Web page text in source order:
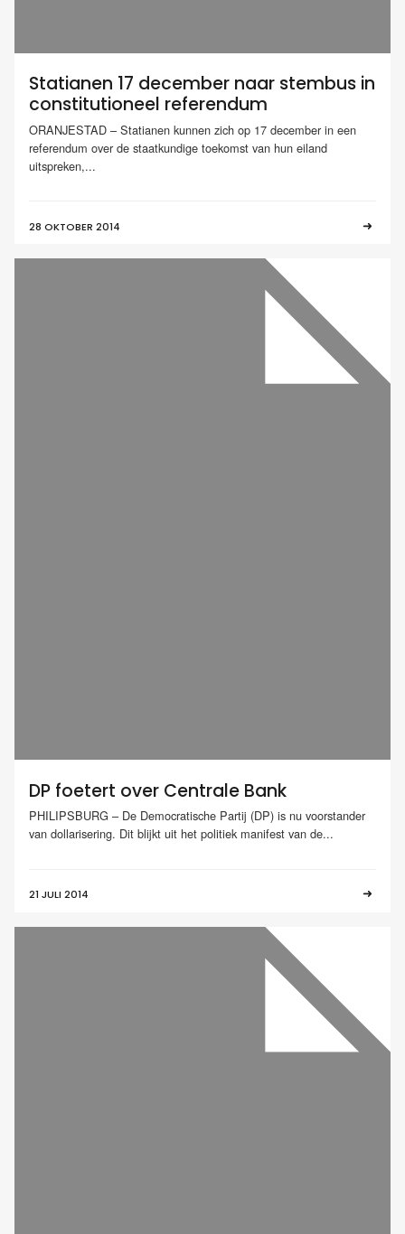
Statianen 17 december naar stembus in
constitutioneel referendum
ORANJESTAD – Statianen kunnen zich op 17 december in een
referendum over de staatkundige toekomst van hun eiland
uitspreken,...
28 OKTOBER 2014
DP foetert over Centrale Bank
PHILIPSBURG – De Democratische Partij (DP) is nu voorstander
van dollarisering. Dit blijkt uit het politiek manifest van de...
21 JULI 2014